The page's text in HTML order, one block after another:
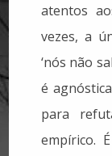
atentos
vezes, a
‘nós não
é
para
empírico.